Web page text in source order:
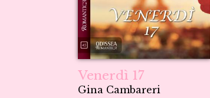
Venerdì 17
Gina Cambareri